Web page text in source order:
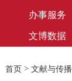
办事服务
文博数据
首页> 文献与传播